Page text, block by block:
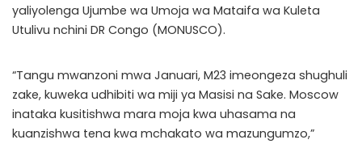
yaliyolenga Ujumbe wa Umoja wa Mataifa wa Kuleta
Utulivu nchini DR Congo (MONUSCO).
“Tangu mwanzoni mwa Januari, M23 imeongeza shughuli
zake, kuweka udhibiti wa miji ya Masisi na Sake. Moscow
inataka kusitishwa mara moja kwa uhasama na
kuanzishwa tena kwa mchakato wa mazungumzo,”